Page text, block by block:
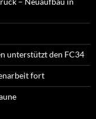
unterstützt den FC34
fort